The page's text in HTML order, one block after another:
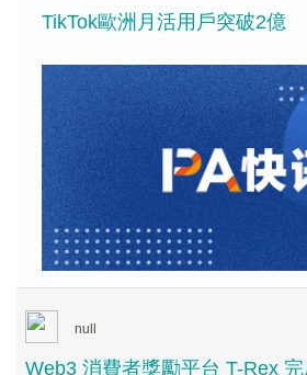
TikTok歐洲月活用戶突破2億
null
Web3 消費者獎勵平台 T-Rex